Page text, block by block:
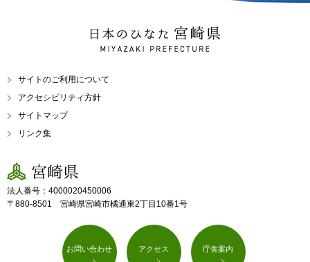
日本のひなた 宮崎県
MIYAZAKI PREFECTURE
サイトのご利用について
アクセシビリティ方針
サイトマップ
リンク集
宮崎県
法人番号：4000020450006
〒880-8501 宮崎県宮崎市橘通東2丁目10番1号
お問い合わせ アクセス 庁舎案内